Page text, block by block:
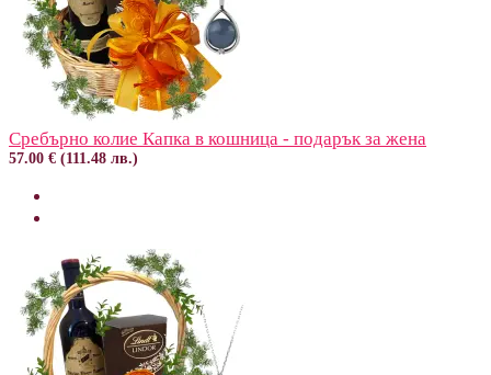
Сребърно колие Капка в кошница - подарък за жена
57.00 € (111.48 лв.)